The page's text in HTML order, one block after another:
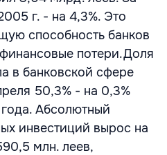
г. - на 4,3%. Это
способность банков
потери.Доля
в банковской сфере
50,3% - на 0,3%
Абсолютный
инвестиций вырос на
млн. леев,